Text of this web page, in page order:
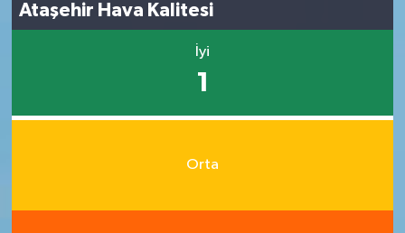
Ataşehir Hava Kalitesi
İyi
1
Orta